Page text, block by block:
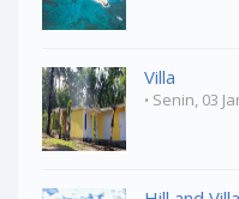
Villa
Senin, 03